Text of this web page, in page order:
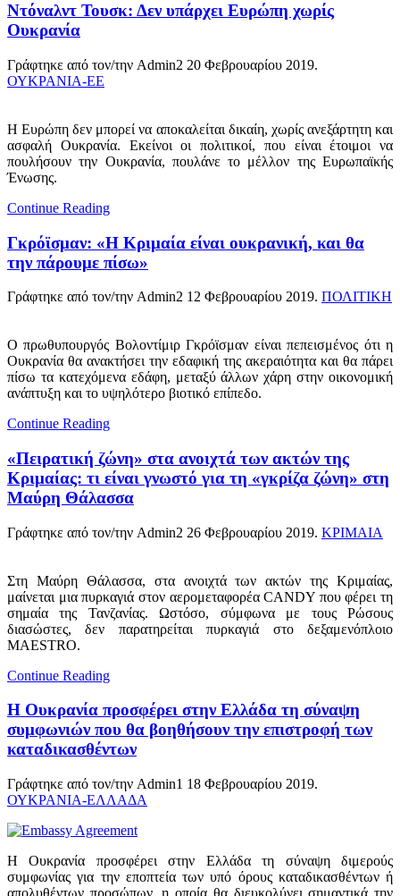
Ντόναλντ Τουσκ: Δεν υπάρχει Ευρώπη χωρίς
Ουκρανία
Γράφτηκε από τον/την Admin2 20 Φεβρουαρίου 2019.
ΟΥΚΡΑΝΙΑ-ΕΕ
Η Ευρώπη δεν μπορεί να αποκαλείται δικαίη, χωρίς ανεξάρτητη και
ασφαλή Ουκρανία. Εκείνοι οι πολιτικοί, που είναι έτοιμοι να
πουλήσουν την Ουκρανία, πουλάνε το μέλλον της Ευρωπαϊκής
Ένωσης.
Continue Reading
Γκρόϊσμαν: «Η Κριμαία είναι ουκρανική, και θα
την πάρουμε πίσω»
Γράφτηκε από τον/την Admin2 12 Φεβρουαρίου 2019. ΠΟΛΙΤΙΚΗ
Ο πρωθυπουργός Βολοντίμιρ Γκρόϊσμαν είναι πεπεισμένος ότι η
Ουκρανία θα ανακτήσει την εδαφική της ακεραιότητα και θα πάρει
πίσω τα κατεχόμενα εδάφη, μεταξύ άλλων χάρη στην οικονομική
ανάπτυξη και το υψηλότερο βιοτικό επίπεδο.
Continue Reading
«Πειρατική ζώνη» στα ανοιχτά των ακτών της
Κριμαίας: τι είναι γνωστό για τη «γκρίζα ζώνη» στη
Μαύρη Θάλασσα
Γράφτηκε από τον/την Admin2 26 Φεβρουαρίου 2019. ΚΡΙΜΑΙΑ
Στη Μαύρη Θάλασσα, στα ανοιχτά των ακτών της Κριμαίας,
μαίνεται μια πυρκαγιά στον αερομεταφορέα CANDY που φέρει τη
σημαία της Τανζανίας. Ωστόσο, σύμφωνα με τους Ρώσους
διασώστες, δεν παρατηρείται πυρκαγιά στο δεξαμενόπλοιο
MAESTRO.
Continue Reading
Η Ουκρανία προσφέρει στην Ελλάδα τη σύναψη
συμφωνιών που θα βοηθήσουν την επιστροφή των
καταδικασθέντων
Γράφτηκε από τον/την Admin1 18 Φεβρουαρίου 2019.
ΟΥΚΡΑΝΙΑ-ΕΛΛΑΔΑ
Η Ουκρανία προσφέρει στην Ελλάδα τη σύναψη διμερούς
συμφωνίας για την εποπτεία των υπό όρους καταδικασθέντων ή